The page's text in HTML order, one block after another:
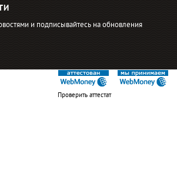
и подписывайтесь на обновления
Проверить аттестат